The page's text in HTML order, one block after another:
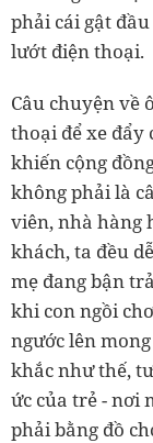
phải cái gật
lướt điện thoại.
Câu chuyện về
thoại để xe đẩy
khiến cộng
không phải là
viên, nhà hàng
khách, ta đều
mẹ đang bận
khi con ngồi
ngước lên
khắc như thế,
ức của trẻ - nơi
phải bằng đồ